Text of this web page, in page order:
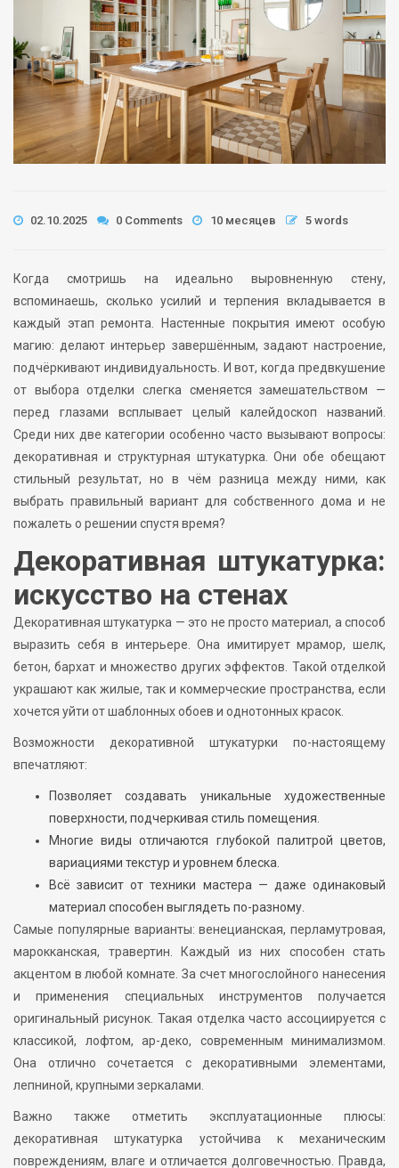
02.10.2025 0 Comments 10 месяцев 5 words
Когда смотришь на идеально выровненную стену,
вспоминаешь, сколько усилий и терпения вкладывается в
каждый этап ремонта. Настенные покрытия имеют особую
магию: делают интерьер завершённым, задают настроение,
подчёркивают индивидуальность. И вот, когда предвкушение
от выбора отделки слегка сменяется замешательством —
перед глазами всплывает целый калейдоскоп названий.
Среди них две категории особенно часто вызывают вопросы:
декоративная и структурная штукатурка. Они обе обещают
стильный результат, но в чём разница между ними, как
выбрать правильный вариант для собственного дома и не
пожалеть о решении спустя время?
Декоративная штукатурка:
искусство на стенах
Декоративная штукатурка — это не просто материал, а способ
выразить себя в интерьере. Она имитирует мрамор, шелк,
бетон, бархат и множество других эффектов. Такой отделкой
украшают как жилые, так и коммерческие пространства, если
хочется уйти от шаблонных обоев и однотонных красок.
Возможности декоративной штукатурки по-настоящему
впечатляют:
Позволяет создавать уникальные художественные
поверхности, подчеркивая стиль помещения.
Многие виды отличаются глубокой палитрой цветов,
вариациями текстур и уровнем блеска.
Всё зависит от техники мастера — даже одинаковый
материал способен выглядеть по-разному.
Самые популярные варианты: венецианская, перламутровая,
марокканская, травертин. Каждый из них способен стать
акцентом в любой комнате. За счет многослойного нанесения
и применения специальных инструментов получается
оригинальный рисунок. Такая отделка часто ассоциируется с
классикой, лофтом, ар-деко, современным минимализмом.
Она отлично сочетается с декоративными элементами,
лепниной, крупными зеркалами.
Важно также отметить эксплуатационные плюсы:
декоративная штукатурка устойчива к механическим
повреждениям, влаге и отличается долговечностью. Правда,